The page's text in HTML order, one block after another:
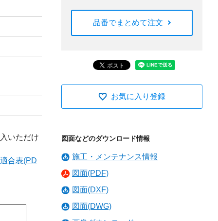
いただけ
合表(PD
品番でまとめて注文
お気に入り登録
図面などのダウンロード情報
施工・メンテナンス情報
図面(PDF)
図面(DXF)
図面(DWG)